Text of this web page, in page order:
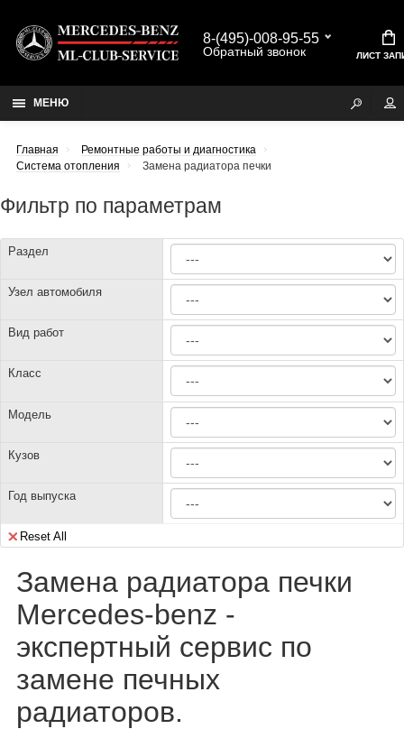
8-(495)-008-95-55
Обратный звонок ЛИСТ
МЕНЮ
Главная
Ремонтные работы и диагностика
Система отопления
Замена радиатора печки
Фильтр по параметрам
Раздел
Узел автомобиля
Вид работ
Класс
Модель
Кузов
Год выпуска
Reset All
Замена радиатора печки
Mercedes-benz -
экспертный сервис по
замене печных
радиаторов.